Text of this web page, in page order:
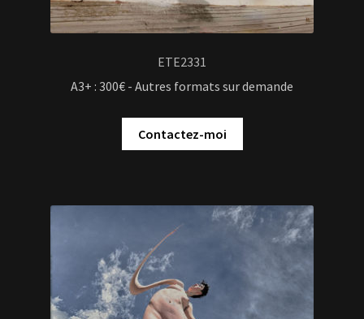
ETE2331
A3+ : 300€ - Autres formats sur demande
Contactez-moi